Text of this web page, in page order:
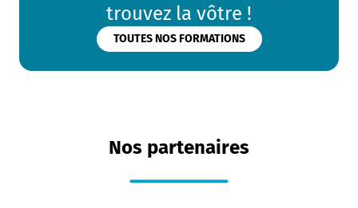
trouvez la vôtre !
TOUTES NOS FORMATIONS
Nos partenaires